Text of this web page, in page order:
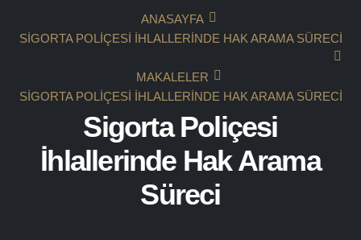
ANASAYFA
SIGORTA POLIÇESI İHLALLERINDE HAK ARAMA SÜRECI
MAKALELER
SIGORTA POLIÇESI İHLALLERINDE HAK ARAMA SÜRECI
Sigorta Poliçesi
İhlallerinde Hak Arama
Süreci